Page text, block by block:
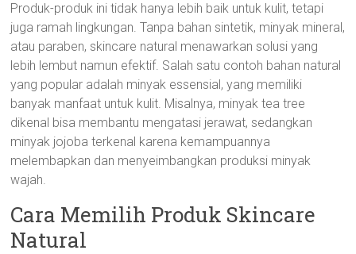
Produk-produk ini tidak hanya lebih baik untuk kulit, tetapi
juga ramah lingkungan. Tanpa bahan sintetik, minyak mineral,
atau paraben, skincare natural menawarkan solusi yang
lebih lembut namun efektif. Salah satu contoh bahan natural
yang popular adalah minyak essensial, yang memiliki
banyak manfaat untuk kulit. Misalnya, minyak tea tree
dikenal bisa membantu mengatasi jerawat, sedangkan
minyak jojoba terkenal karena kemampuannya
melembapkan dan menyeimbangkan produksi minyak
wajah.
Cara Memilih Produk Skincare
Natural